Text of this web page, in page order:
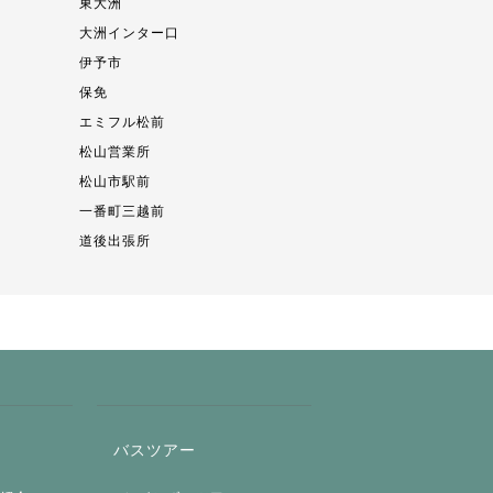
東大洲
大洲インター口
伊予市
保免
エミフル松前
松山営業所
松山市駅前
一番町三越前
道後出張所
バスツアー